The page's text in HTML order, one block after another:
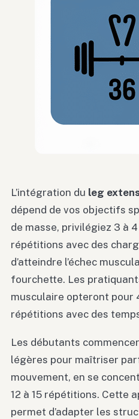
L’intégration du leg
dépend de vos objectifs
de masse, privilégiez 3 à
répétitions avec des
d’atteindre l’échec
fourchette. Les
musculaire opteront pour
répétitions avec des
Les débutants
légères pour maîtriser
mouvement, en se
12 à 15 répétitions. Cette
permet d’adapter les